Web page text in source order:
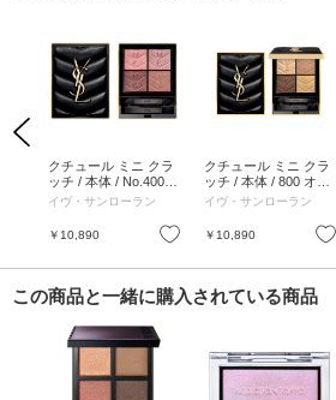
Previous
お気に入り
クチュール ミニ クラ
ッチ / 本体 / No.400
バビロン ローズ
イヴ・サンローラン
￥10,890 お気に入り
クチュール ミニ クラ
ッチ / 本体 / 800 オー
バー ドゥレ / 4g
イヴ・サンローラン
￥10,890
この商品と一緒に購入されている商品